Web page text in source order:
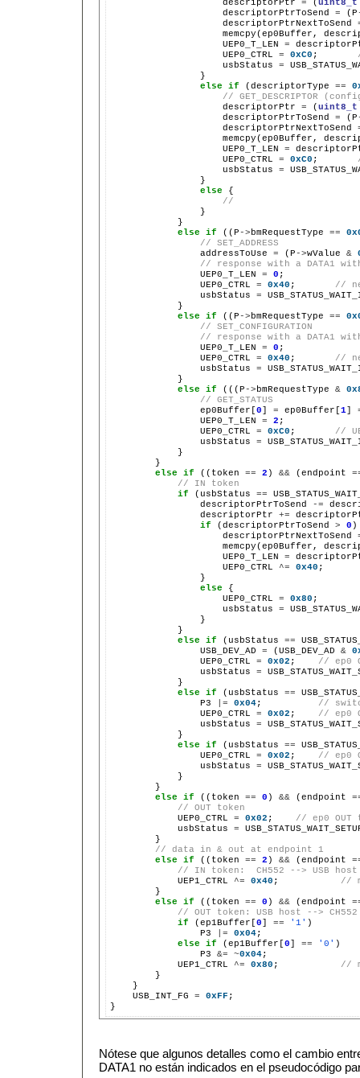
                    descriptorPtr
= ( uint8_t
                    descriptorPtrToSend
= (P
                    descriptorPtrNextToSend
memcpy(ep0Buffer,
                    UEP0_T_LEN
=
                    UEP0_CTRL
= 0xC0 ;
                    usbStatus
=
                }
else
if (descriptorType ==
// GET_DESCRIPTOR
                    descriptorPtr
= (uint8_t
                    descriptorPtrToSend
= (P
                    descriptorPtrNextToSend
memcpy(ep0Buffer,
                    UEP0_T_LEN
=
                    UEP0_CTRL
= 0xC0 ;
                    usbStatus
=
                }
else {
//
                }
            }
else
if ((P-> bmRequestType ==
// SET_ADDRESS
                addressToUse
= (P->wValue &
// response with a DATA1
                UEP0_T_LEN
= 0 ;
                UEP0_CTRL
= 0x40 ;
//
                usbStatus
=
            }
else
if ((P-> bmRequestType ==
// SET_CONFIGURATION
// response with a DATA1
                UEP0_T_LEN
= 0 ;
                UEP0_CTRL
= 0x40 ;
//
                usbStatus
=
            }
else
if (((P-> bmRequestType &
// GET_STATUS
                ep0Buffer[
0] = ep0Buffer[1]
                UEP0_T_LEN
= 2
                UEP0_CTRL
= 0xC0 ;
//
                usbStatus
=
            }
        }
else
if ((token == 2 ) && (endpoint
// IN token
if (usbStatus ==
                descriptorPtrToSend
-=
                descriptorPtr
+=
if (descriptorPtrToSend > 0
                    descriptorPtrNextToSend
memcpy(ep0Buffer,
                    UEP0_T_LEN
=
                    UEP0_CTRL
^= 0x40
                }
else {
                    UEP0_CTRL
= 0x80
                    usbStatus
=
                }
            }
else
if (usbStatus ==
                USB_DEV_AD
= (USB_DEV_AD &
                UEP0_CTRL
= 0x02 ;
// ep0
                usbStatus
=
            }
else
if (usbStatus ==
                P3
|= 0x04;
//
                UEP0_CTRL
= 0x02 ;
// ep0
                usbStatus
=
            }
else
if (usbStatus ==
                UEP0_CTRL
= 0x02 ;
// ep0
                usbStatus
=
            }
        }
else
if ((token == 0 ) && (endpoint
// OUT token
            UEP0_CTRL
= 0x02 ;
// ep0 OUT
            usbStatus
=
        }
// data in & out at endpoint 1
else
if ((token == 2 ) && (endpoint
// IN token:  CH552 --> USB
            UEP1_CTRL
^= 0x40 ;
//
        }
else
if ((token == 0 ) && (endpoint
// OUT token: USB host -->
if (ep1Buffer[0] == '1' )
                P3
|= 0x04;
else
if (ep1Buffer[0] == '0' )
                P3
&= ~0x04;
            UEP1_CTRL
^= 0x80 ;
//
        }
    }
    USB_INT_FG
= 0xFF ;
Nótese que algunos detalles como el cambio
DATA1 no están indicados en el pseudocódigo